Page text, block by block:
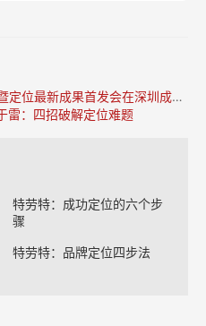
最新成果首发会在深圳成功举办
雷：四招破解定位难题
特劳特：成功定位的六个步
骤
特劳特：品牌定位四步法